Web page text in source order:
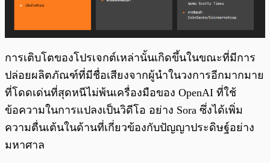
การเติบโตของโปรเจกต์เหล่านั้นเกิดขึ้นในขณะที่มีการ
ปล่อยผลิตภัณฑ์ที่มีชื่อเสียงจากผู้นำในวงการอีกมากมาย
ที่โดดเด่นที่สุดหนีไม่พ้นเครื่องมือของ OpenAI ที่ใช้
ข้อความในการแปลงเป็นวิดีโอ อย่าง Sora ซึ่งได้เพิ่ม
ความตื่นเต้นในด้านที่เกี่ยวข้องกับปัญญาประดิษฐ์อย่าง
มหาศาล